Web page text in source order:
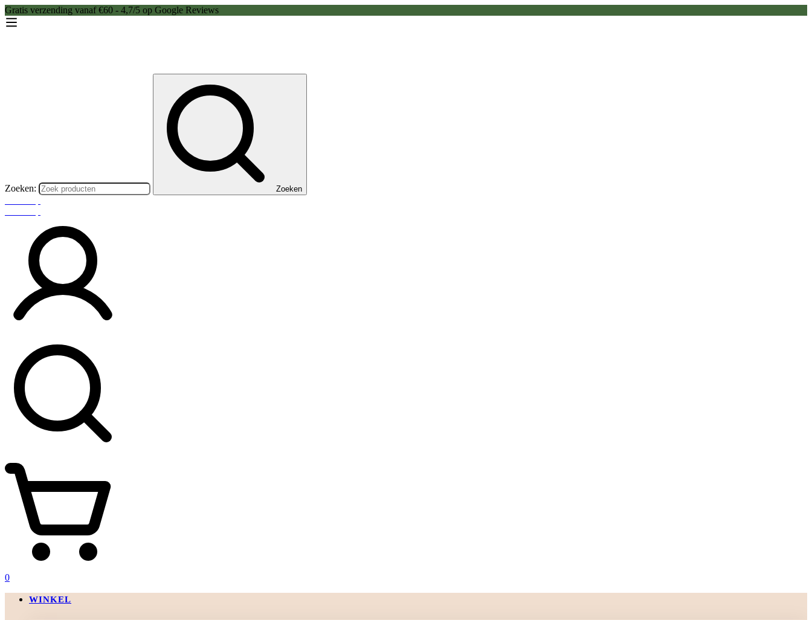
Gratis verzending vanaf €60 - 4,7/5 op Google Reviews
Zoeken: Zoeken
0
WINKEL